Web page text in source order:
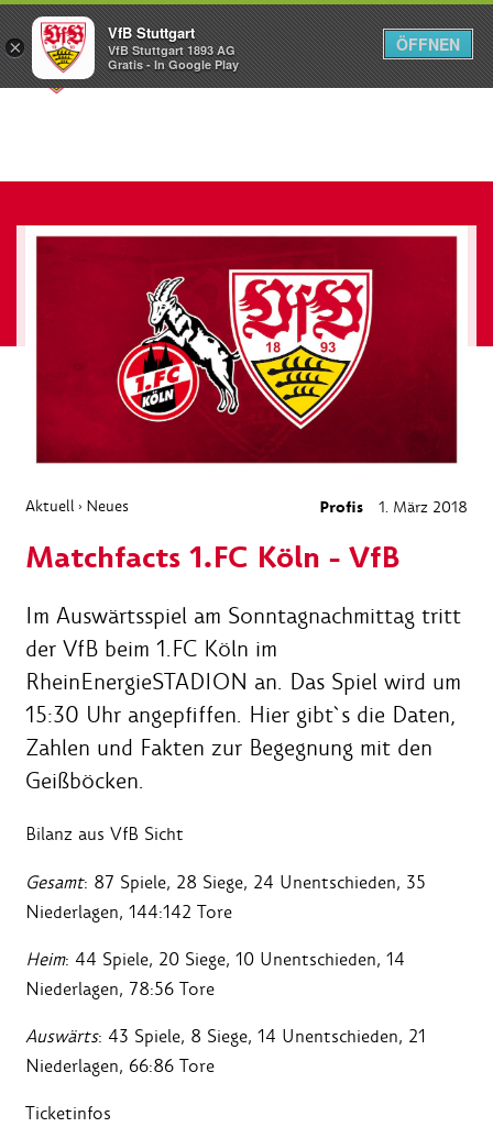
Menü
Aktuell › Neues Profis 1. März 2018
Matchfacts 1.FC Köln - VfB
Im Auswärtsspiel am Sonntagnachmittag tritt
der VfB beim 1.FC Köln im
RheinEnergieSTADION an. Das Spiel wird um
15:30 Uhr angepfiffen. Hier gibt`s die Daten,
Zahlen und Fakten zur Begegnung mit den
Geißböcken.
Bilanz aus VfB Sicht
Gesamt: 87 Spiele, 28 Siege, 24 Unentschieden, 35
Niederlagen, 144:142 Tore
Heim: 44 Spiele, 20 Siege, 10 Unentschieden, 14
Niederlagen, 78:56 Tore
Auswärts: 43 Spiele, 8 Siege, 14 Unentschieden, 21
Niederlagen, 66:86 Tore
Ticketinfos
×
VfB Stuttgart
VfB Stuttgart 1893 AG
Gratis - In Google Play
ÖFFNEN